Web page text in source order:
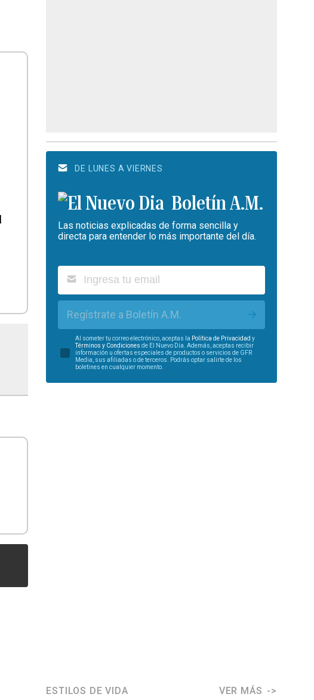
DE LUNES A VIERNES
Boletín A.M.
Las noticias explicadas de forma sencilla y
directa para entender lo más importante del día.
Regístrate a Boletín A.M.
Al someter tu correo electrónico, aceptas la Política de Privacidad y
Términos y Condiciones de El Nuevo Día. Además, aceptas recibir
información u ofertas especiales de productos o servicios de GFR
Media, sus afiliadas o de terceros. Podrás optar salirte de los
boletines en cualquier momento.
ESTILOS DE VIDA VER MÁS